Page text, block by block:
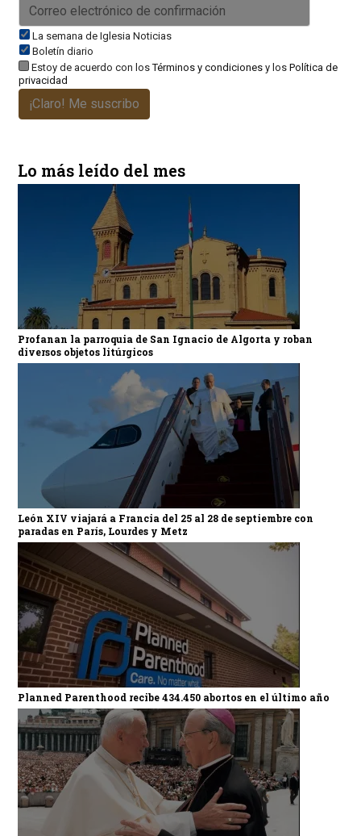
La semana de Iglesia Noticias
Boletín diario
Estoy de acuerdo con losTérminos y condicionesy los Política de
privacidad
¡Claro! Me suscribo
Lo más leído del mes
Profanan la parroquia de San Ignacio de Algorta y roban
diversos objetos litúrgicos
León XIV viajará a Francia del 25 al 28 de septiembre con
paradas en París, Lourdes y Metz
Planned Parenthood recibe 434.450 abortos en el último año